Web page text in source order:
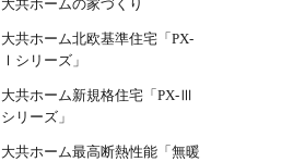
大共ホームの家づくり
大共ホーム北欧基準住宅「PX-
Ⅰシリーズ」
大共ホーム新規格住宅「PX-Ⅲ
シリーズ」
大共ホーム最高断熱性能「無暖